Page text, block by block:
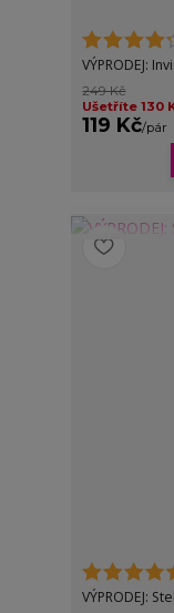
VÝPRODEJ:
249 Kč
Ušetříte 130
119 Kč/pár
VÝPRODEJ: